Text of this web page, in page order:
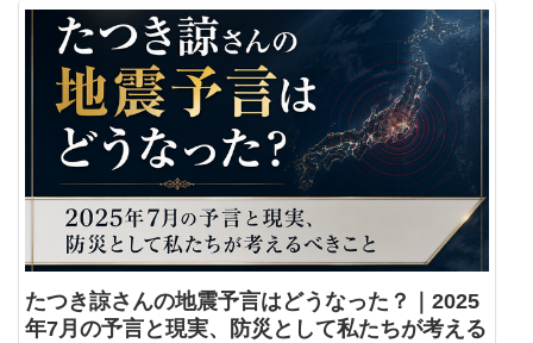
たつき諒さんの地震予言はどうなった？｜2025
年7月の予言と現実、防災として私たちが考える